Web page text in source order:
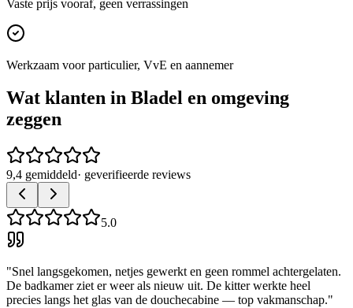
Vaste prijs vooraf, geen verrassingen
Werkzaam voor particulier, VvE en aannemer
Wat klanten in Bladel en omgeving
zeggen
9,4 gemiddeld· geverifieerde reviews
5.0
"Snel langsgekomen, netjes gewerkt en geen rommel achtergelaten.
De badkamer ziet er weer als nieuw uit. De kitter werkte heel
precies langs het glas van de douchecabine — top vakmanschap."